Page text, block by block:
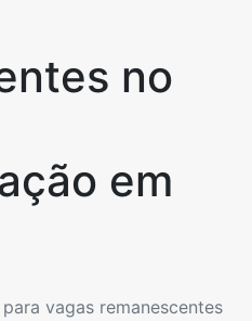
no
em
vagas remanescentes